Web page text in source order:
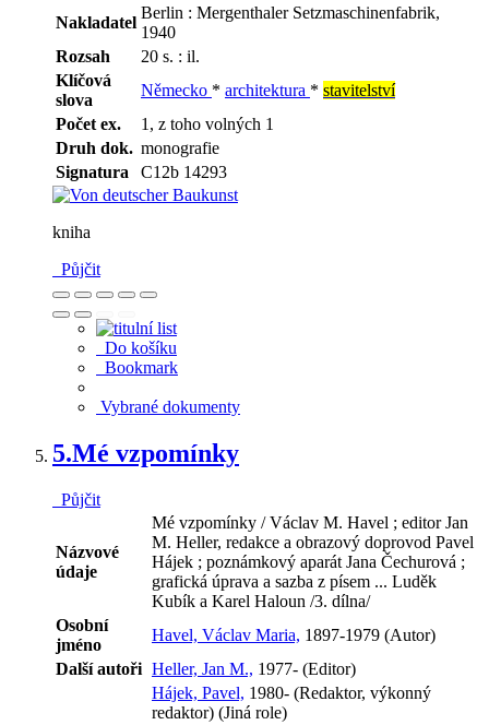
Nakladatel
Berlin : Mergenthaler Setzmaschinenfabrik,
1940
Rozsah
20 s. : il.
Klíčová
slova
Německo * architektura * stavitelství
Počet ex.
1, z toho volných 1
Druh dok. monografie
Signatura
C12b 14293
kniha
Půjčit
Do košíku
Bookmark
Vybrané dokumenty
5.Mé vzpomínky
Půjčit
Názvové
údaje
Mé vzpomínky / Václav M. Havel ; editor Jan
M. Heller, redakce a obrazový doprovod Pavel
Hájek ; poznámkový aparát Jana Čechurová ;
grafická úprava a sazba z písem ... Luděk
Kubík a Karel Haloun /3. dílna/
Osobní
jméno
Havel, Václav Maria, 1897-1979 (Autor)
Další autoři Heller, Jan M., 1977- (Editor)
Hájek, Pavel, 1980- (Redaktor, výkonný
redaktor) (Jiná role)